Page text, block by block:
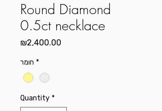
Round Diamond
0.5ct necklace
₪2,400.00
חומר *
Quantity *